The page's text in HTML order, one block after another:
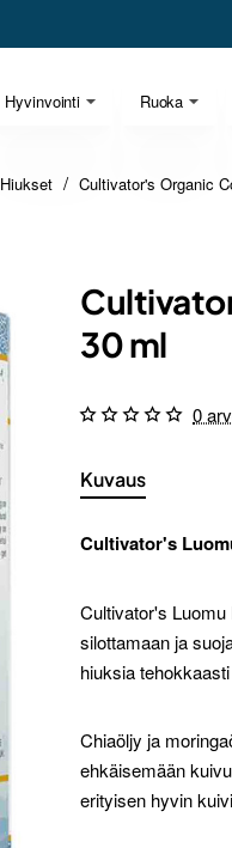
Hyvinvointi Ruoka
Hiukset Cultivator's Organic
30 ml
Kuvaus
Cultivator's
Cultivator's Luomu
silottamaan ja
hiuksia
Chiaöljy ja
ehkäisemään
erityisen hyvin
0